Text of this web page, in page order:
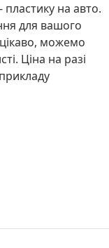
пластику на авто.
для вашого
можемо
Ціна на разі